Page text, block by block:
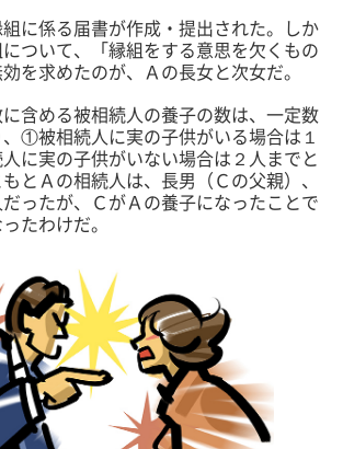
に係る届書が作成・提出された。しか
ついて、「縁組をする意思を欠くもの
を求めたのが、Ａの長女と次女だ。
含める被相続人の養子の数は、一定数
①被相続人に実の子供がいる場合は１
に実の子供がいない場合は２人までと
とＡの相続人は、長男（Ｃの父親）、
ったが、ＣがＡの養子になったことで
たわけだ。